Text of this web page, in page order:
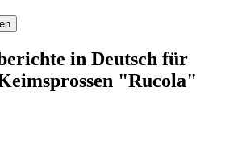
in Deutsch für
"Rucola"